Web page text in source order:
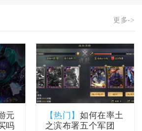
更多->
元
吗
【热门】如何在率土
之滨布署五个军团